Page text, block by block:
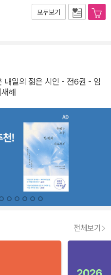
모두보기
내일의 젊은 시인 - 전6권 - 임
해
전체보기